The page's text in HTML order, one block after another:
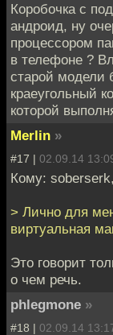
Коробочка с
андроид, ну
процессором
в телефоне ?
старой модели
краеугольный
которой
Merlin »
#17 | 02.09.14
Кому: soberserk,
> Лично для
виртуальная
Это говорит
о чем речь.
phlegmone »
#18 | 02.09.14